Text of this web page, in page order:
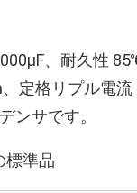
、耐久性
定格リプル電流
ンサです。
標準品